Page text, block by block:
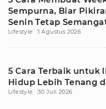
Sempurna, Biar
Senin Tetap
Lifestyle 1 Agustus 2026
5 Cara Terbaik untuk
Hidup Lebih Tenang
Lifestyle 30 Juli 2026